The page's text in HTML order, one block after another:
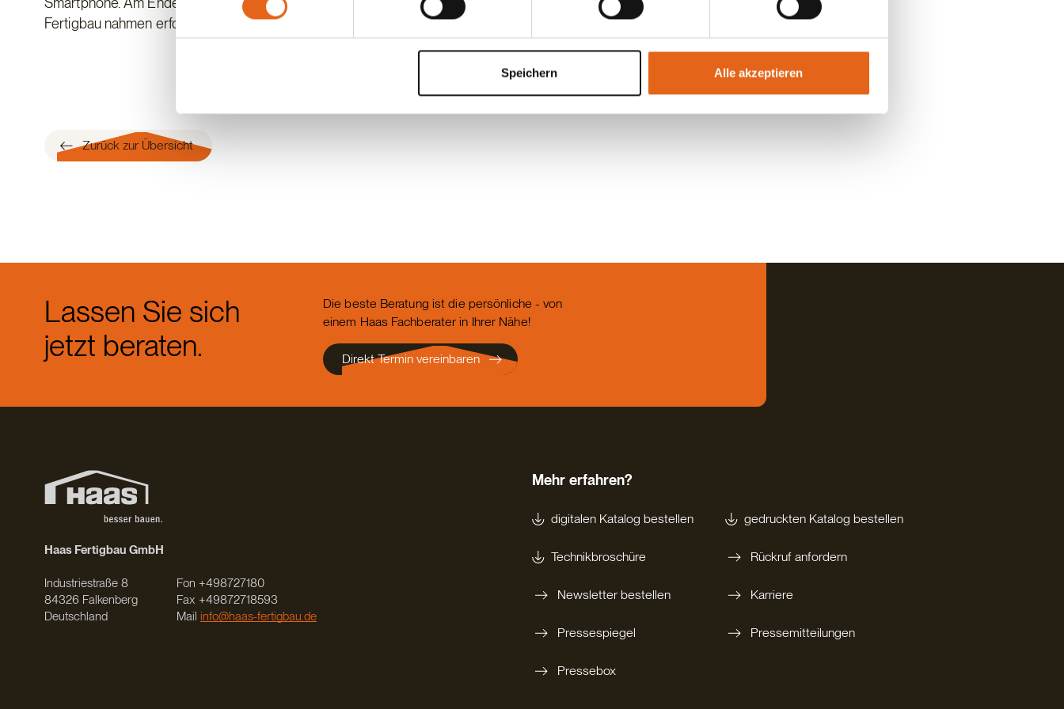
Sie geben Einwilligung zu unseren Cookies, wenn Sie unsere Webseite weiterhin nutzen.
Speichern Alle akzeptieren
Fertigbau nahmen erfolgreich an dem Workshop teil! Quelle: BDF
Zurück zur Übersicht
Lassen Sie sich
jetzt beraten.
Die beste Beratung ist die persönliche - von
einem Haas Fachberater in Ihrer Nähe!
Direkt Termin vereinbaren
Haas Fertigbau GmbH
Industriestraße 8
84326 Falkenberg
Deutschland
Fon +498727180
Fax +49872718593
Mail info@haas-fertigbau.de
Mehr erfahren?
digitalen Katalog bestellen gedruckten Katalog bestellen
Technikbroschüre Rückruf anfordern
Newsletter bestellen Karriere
Pressespiegel Pressemitteilungen
Pressebox